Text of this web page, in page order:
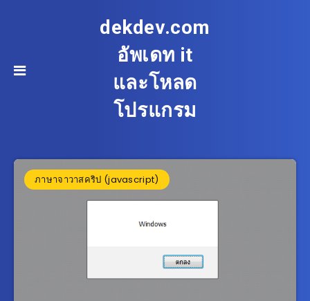
dekdev.com
อัพเดท it
และโหลด
โปรแกรม
ภาษาจาวาสคริป (javascript)